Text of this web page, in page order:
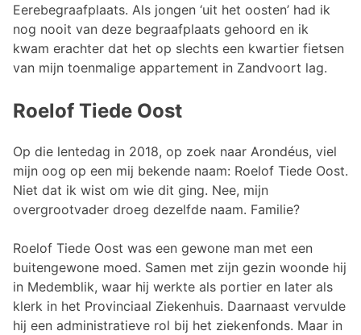
Eerebegraafplaats. Als jongen ‘uit het oosten’ had ik
nog nooit van deze begraafplaats gehoord en ik
kwam erachter dat het op slechts een kwartier fietsen
van mijn toenmalige appartement in Zandvoort lag.
Roelof Tiede Oost
Op die lentedag in 2018, op zoek naar Arondéus, viel
mijn oog op een mij bekende naam: Roelof Tiede Oost.
Niet dat ik wist om wie dit ging. Nee, mijn
overgrootvader droeg dezelfde naam. Familie?
Roelof Tiede Oost was een gewone man met een
buitengewone moed. Samen met zijn gezin woonde hij
in Medemblik, waar hij werkte als portier en later als
klerk in het Provinciaal Ziekenhuis. Daarnaast vervulde
hij een administratieve rol bij het ziekenfonds. Maar in